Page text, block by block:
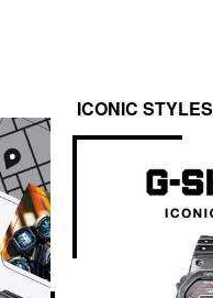
ICONIC STYLES